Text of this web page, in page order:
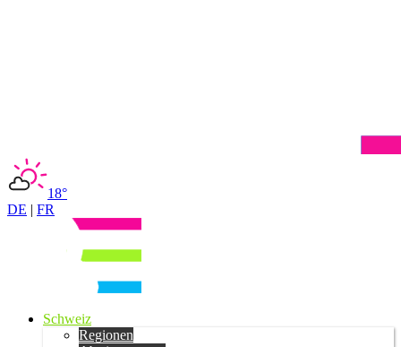
18°
DE | FR
Schweiz
Regionen